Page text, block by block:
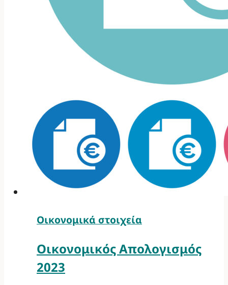
Οικονομικά στοιχεία
Οικονομικός Απολογισμός
2023